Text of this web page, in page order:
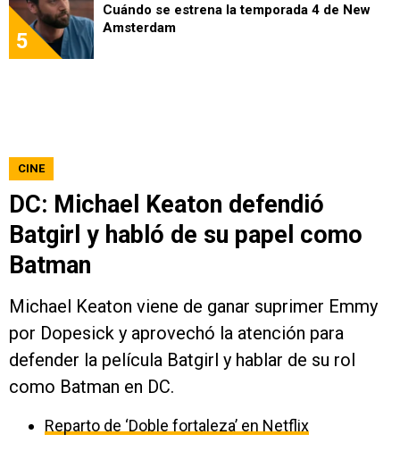
5
Cuándo se estrena la temporada 4 de New
Amsterdam
CINE
DC: Michael Keaton defendió
Batgirl y habló de su papel como
Batman
Michael Keaton viene de ganar suprimer Emmy
por Dopesick y aprovechó la atención para
defender la película Batgirl y hablar de su rol
como Batman en DC.
Reparto de ‘Doble fortaleza’ en Netflix